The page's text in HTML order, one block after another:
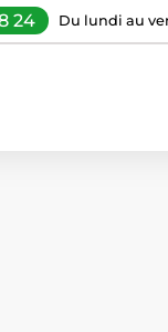
24 Du lundi au